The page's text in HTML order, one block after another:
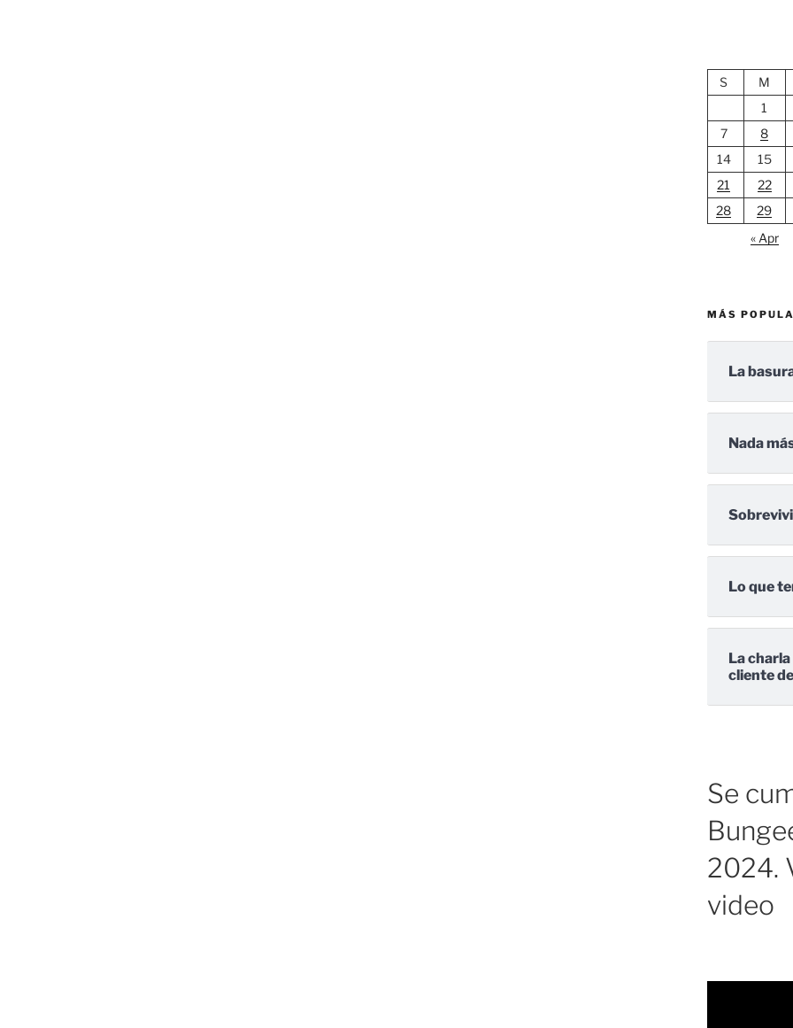
S
M
1
7
8
14
15
21
22
28
29
« Apr
MÁS
La
Nada
Lo que
La
cliente
Se
2024.
video